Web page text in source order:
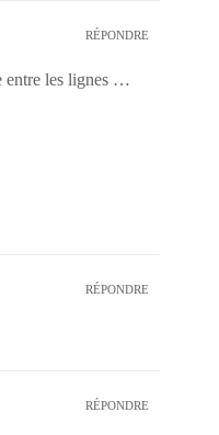
RÉPONDRE
entre les lignes …
RÉPONDRE
RÉPONDRE